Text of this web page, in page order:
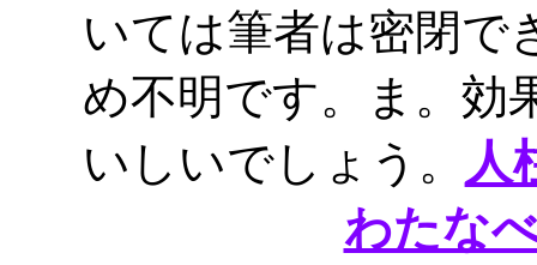
いては筆者は密閉で
め不明です。ま。効
いしいでしょう。
人
わたな